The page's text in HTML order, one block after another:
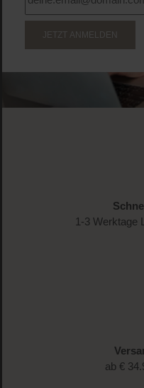
JETZT ANMELDEN
1-3 Werktage
ab €